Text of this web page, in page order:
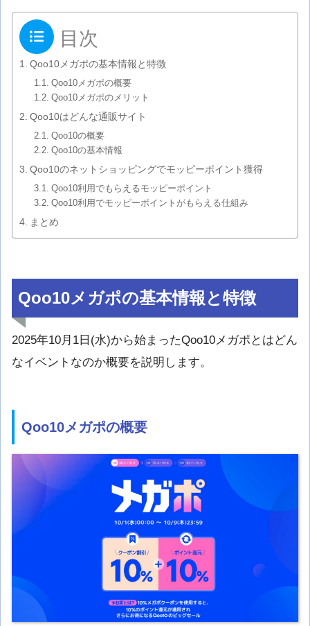
目次
Qoo10メガポの基本情報と特徴
Qoo10メガポの概要
Qoo10メガポのメリット
Qoo10はどんな通販サイト
Qoo10の概要
Qoo10の基本情報
Qoo10のネットショッピングでモッピーポイント獲得
Qoo10利用でもらえるモッピーポイント
Qoo10利用でモッピーポイントがもらえる仕組み
まとめ
Qoo10メガポの基本情報と特徴
2025年10月1日(水)から始まったQoo10メガポとはどん
なイベントなのか概要を説明します。
Qoo10メガポの概要